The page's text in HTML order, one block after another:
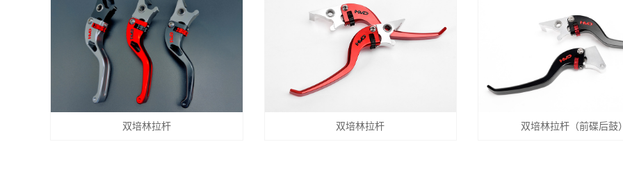
双培林拉杆 双培林拉杆 双培林拉杆（前碟后鼓